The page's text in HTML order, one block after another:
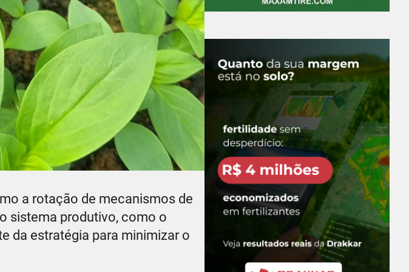
a rotação de mecanismos de
sistema produtivo, como o
da estratégia para minimizar o